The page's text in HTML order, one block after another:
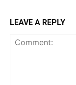
LEAVE A REPLY